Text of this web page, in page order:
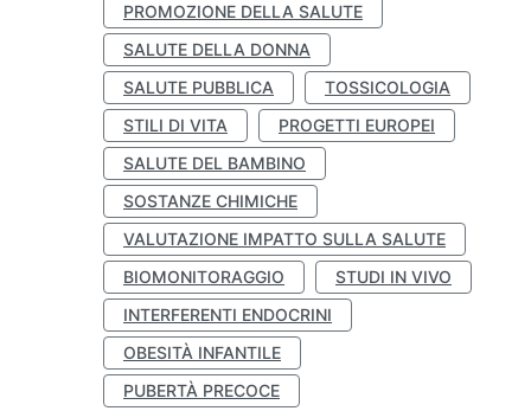
PROMOZIONE DELLA SALUTE
SALUTE DELLA DONNA
SALUTE PUBBLICA
TOSSICOLOGIA
STILI DI VITA
PROGETTI EUROPEI
SALUTE DEL BAMBINO
SOSTANZE CHIMICHE
VALUTAZIONE IMPATTO SULLA SALUTE
BIOMONITORAGGIO
STUDI IN VIVO
INTERFERENTI ENDOCRINI
OBESITÀ INFANTILE
PUBERTÀ PRECOCE